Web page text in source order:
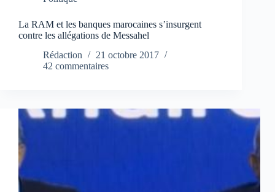
La RAM et les banques marocaines s’insurgent
contre les allégations de Messahel
Rédaction
21 octobre 2017
42 commentaires